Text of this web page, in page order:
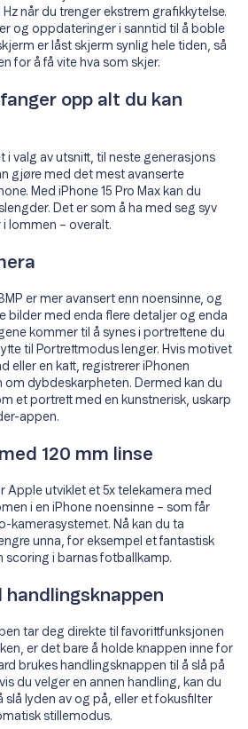
når du trenger ekstrem grafikkytelse.
og oppdateringer i sanntid til å boble
er låst skjerm synlig hele tiden, så
for å få vite hva som skjer.
opp alt du kan
i valg av utsnitt, til neste generasjons
gjøre med det mest avanserte
Med iPhone 15 Pro Max kan du
Det er som å ha med seg syv
lommen – overalt.
er mer avansert enn noensinne, og
bilder med enda flere detaljer og enda
kommer til å synes i portrettene du
til Portrettmodus lenger. Hvis motivet
eller en katt, registrerer iPhonen
dybdeskarpheten. Dermed kan du
et portrett med en kunstnerisk, uskarp
appen.
120 mm linse
Apple utviklet et 5x telekamera med
i en iPhone noensinne – som får
kamerasystemet. Nå kan du ta
unna, for eksempel et fantastisk
scoring i barnas fotballkamp.
handlingsknappen
tar deg direkte til favorittfunksjonen
er det bare å holde knappen inne for
brukes handlingsknappen til å slå på
du velger en annen handling, kan du
slå lyden av og på, eller et fokusfilter
stillemodus.